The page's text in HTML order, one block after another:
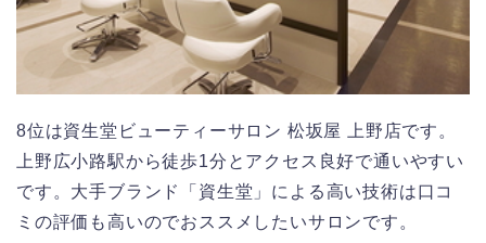
8位は資生堂ビューティーサロン 松坂屋 上野店です。
上野広小路駅から徒歩1分とアクセス良好で通いやすい
です。大手ブランド「資生堂」による高い技術は口コ
ミの評価も高いのでおススメしたいサロンです。